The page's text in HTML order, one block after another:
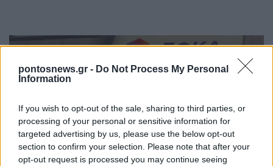
pontosnews.gr - Do Not Process My Personal
Information
If you wish to opt-out of the sale, sharing to third parties, or
processing of your personal or sensitive information for
targeted advertising by us, please use the below opt-out
section to confirm your selection. Please note that after your
opt-out request is processed you may continue seeing
ΕΛΛΑΔΑ